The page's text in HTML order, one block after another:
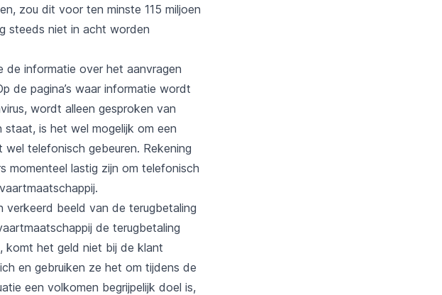
zou dit voor ten minste 115 miljoen
steeds niet in acht worden
informatie over het aanvragen
de pagina’s waar informatie wordt
wordt alleen gesproken van
is het wel mogelijk om een
telefonisch gebeuren. Rekening
momenteel lastig zijn om telefonisch
beeld van de terugbetaling
de terugbetaling
komt het geld niet bij de klant
en gebruiken ze het om tijdens de
een volkomen begrijpelijk doel is,